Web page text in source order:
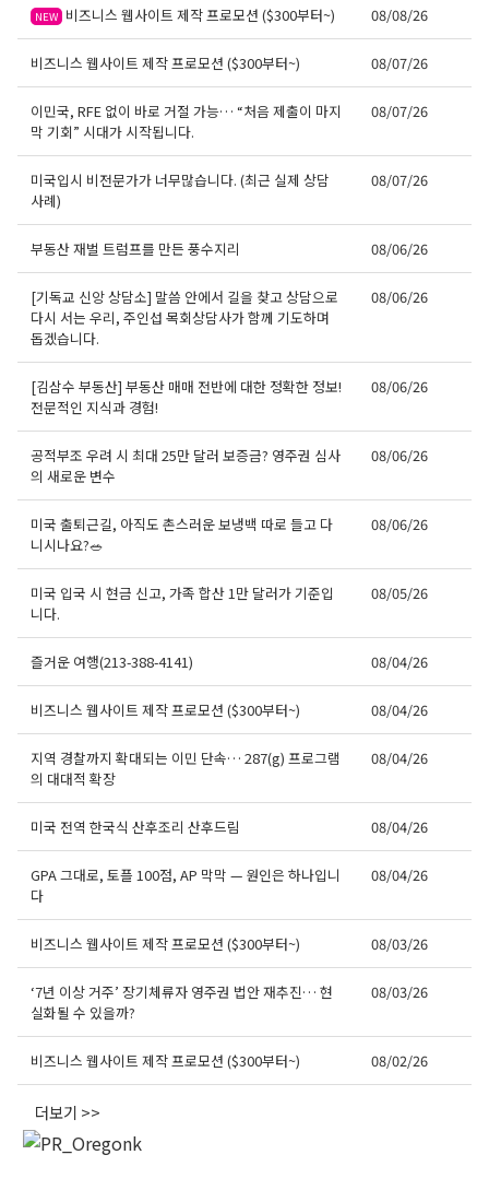
NEW 비즈니스 웹사이트 제작 프로모션 ($300부터~) 08/08/26
비즈니스 웹사이트 제작 프로모션 ($300부터~) 08/07/26
이민국, RFE 없이 바로 거절 가능… “처음 제출이 마지
막 기회” 시대가 시작됩니다.
08/07/26
미국입시 비전문가가 너무많습니다. (최근 실제 상담
사례)
08/07/26
부동산 재벌 트럼프를 만든 풍수지리 08/06/26
[기독교 신앙 상담소] 말씀 안에서 길을 찾고 상담으로
다시 서는 우리, 주인섭 목회상담사가 함께 기도하며
돕겠습니다.
08/06/26
[김삼수 부동산] 부동산 매매 전반에 대한 정확한 정보!
전문적인 지식과 경험!
08/06/26
공적부조 우려 시 최대 25만 달러 보증금? 영주권 심사
의 새로운 변수
08/06/26
미국 출퇴근길, 아직도 촌스러운 보냉백 따로 들고 다
니시나요?🥗
08/06/26
미국 입국 시 현금 신고, 가족 합산 1만 달러가 기준입
니다.
08/05/26
즐거운 여행(213-388-4141) 08/04/26
비즈니스 웹사이트 제작 프로모션 ($300부터~) 08/04/26
지역 경찰까지 확대되는 이민 단속… 287(g) 프로그램
의 대대적 확장
08/04/26
미국 전역 한국식 산후조리 산후드림 08/04/26
GPA 그대로, 토플 100점, AP 막막 — 원인은 하나입니
다
08/04/26
비즈니스 웹사이트 제작 프로모션 ($300부터~) 08/03/26
‘7년 이상 거주’ 장기체류자 영주권 법안 재추진… 현
실화될 수 있을까?
08/03/26
비즈니스 웹사이트 제작 프로모션 ($300부터~) 08/02/26
더보기 >>
오레곤K 뉴스레터 구독